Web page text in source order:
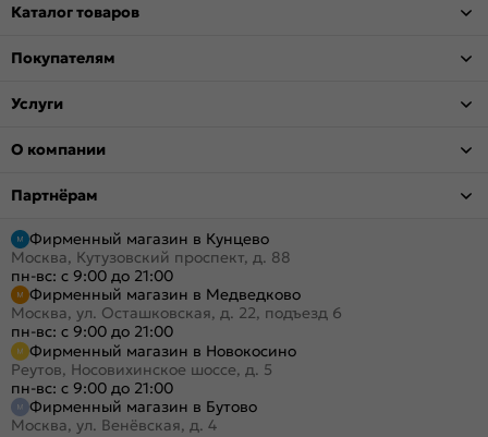
Каталог товаров
Покупателям
Услуги
О компании
Партнёрам
Фирменный магазин в Кунцево
Москва, Кутузовский проспект, д. 88
пн-вс: с 9:00 до 21:00
Фирменный магазин в Медведково
Москва, ул. Осташковская, д. 22, подъезд 6
пн-вс: с 9:00 до 21:00
Фирменный магазин в Новокосино
Реутов, Носовихинское шоссе, д. 5
пн-вс: с 9:00 до 21:00
Фирменный магазин в Бутово
Москва, ул. Венёвская, д. 4